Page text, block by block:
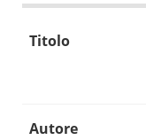
Titolo
Autore